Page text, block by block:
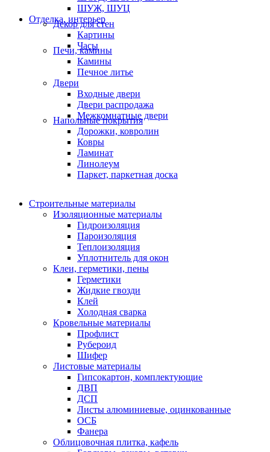
ШУЖ, ШУЦ
Отделка, интерьер
Декор для стен
Картины
Часы
Печи, камины
Камины
Печное литье
Двери
Входные двери
Двери распродажа
Межкомнатные двери
Напольные покрытия
Дорожки, ковролин
Ковры
Ламинат
Линолеум
Паркет, паркетная доска
Строительные материалы
Изоляционные материалы
Гидроизоляция
Пароизоляция
Теплоизоляция
Уплотнитель для окон
Клеи, герметики, пены
Герметики
Жидкие гвозди
Клей
Холодная сварка
Кровельные материалы
Профлист
Рубероид
Шифер
Листовые материалы
Гипсокартон, комплектующие
ДВП
ДСП
Листы алюминиевые, оцинкованные
ОСБ
Фанера
Облицовочная плитка, кафель